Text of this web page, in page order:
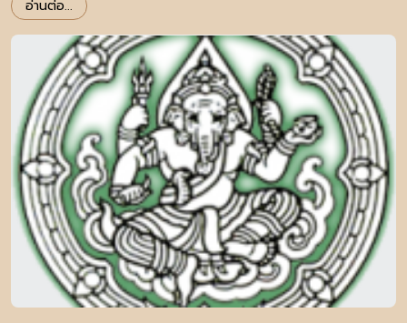
และพิพิธภัณฑสถานแห่งชาติ พ.ศ. ๒๕๐๔
อ่านต่อ...